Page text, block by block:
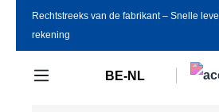
Ga naar de hoofdinhoud
Rechtstreeks van de fabrikant ‒ Snelle
rekening
BE-NL